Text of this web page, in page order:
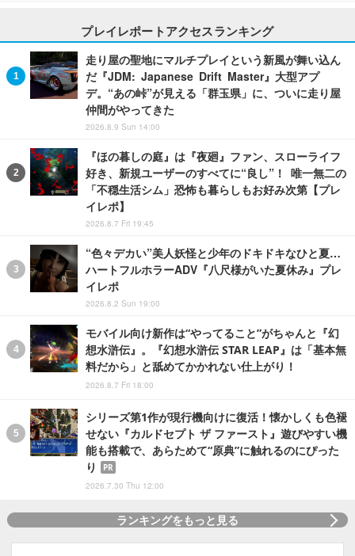
プレイレポートアクセスランキング
走り屋の聖地にマルチプレイという新風が舞い込ん
だ『JDM: Japanese Drift Master』大型アプ
デ。“あの峠”が見える「群玉県」に、ついに走り屋
仲間がやってきた
2026.8.9 Sun 14:00
『ほの暮しの庭』は『夜廻』ファン、スローライフ
好き、新規ユーザーのすべてに“良し”！ 唯一無二の
「不穏生活シム」恐怖も暮らしもお好み次第【プレ
イレポ】
2026.8.7 Fri 19:45
“色々デカい”美人妖怪と少年のドキドキなひと夏…
ハートフルホラーADV『八尺様がいた夏休み』プレ
イレポ
2026.8.2 Sun 19:00
モバイル向け新作は“やってること”がちゃんと『幻
想水滸伝』。『幻想水滸伝 STAR LEAP』は「基本無
料だから」と舐めてかかれない仕上がり！
2026.8.7 Fri 18:00
シリーズ第1作が現行機向けに復活！懐かしくも色褪
せない『カルドセプト ザ ファースト』遊びやすい機
能も搭載で、あらためて“原典”に触れるのにぴった
り
PR
2026.7.30 Thu 12:00
ランキングをもっと見る